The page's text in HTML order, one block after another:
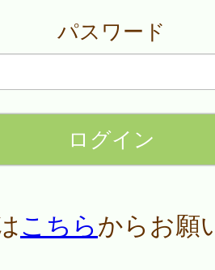
パスワード
こちらからお願